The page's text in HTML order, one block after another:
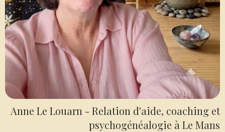
Anne Le Louarn - Relation d'aide, coaching et
psychogénéalogie à Le Mans